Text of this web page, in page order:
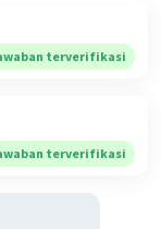
terverifikasi
terverifikasi